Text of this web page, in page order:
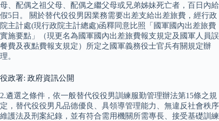
母、配偶之祖父母、配偶之繼父母或兄弟姊妹死亡者，百日內給
假5日。 關於替代役役男因業務需要出差支給出差旅費，經行政
院主計處(現行政院主計總處)函釋同意比照「國軍國內出差旅費
實施要點」（現更名為國軍國內出差旅費報支規定及國軍人員誤
餐費及夜點費報支規定）所定之國軍義務役士官兵有關規定辦
理。
役政署: 政府資訊公開
2.遴選之條件，依一般替代役役男訓練服勤管理辦法第15條之規
定，替代役役男凡品德優良、具領導管理能力、無違反社會秩序
維護法及刑案紀錄，並有符合需用機關所需專長、接受基礎訓練